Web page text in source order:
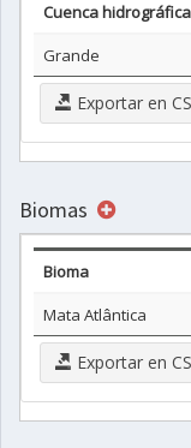
Cuenca hidrográfica
Grande
Exportar en
Biomas
Bioma
Mata Atlântica
Exportar en